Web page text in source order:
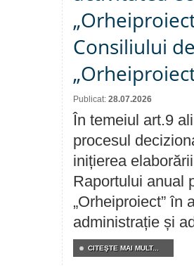
Consiliului
Publicat: 28.07.2026
În temeiul art.9
procesul
inițierea
Raportului anual
„Orheiproiect” în
administrație și
CITEŞTE MAI MULT...